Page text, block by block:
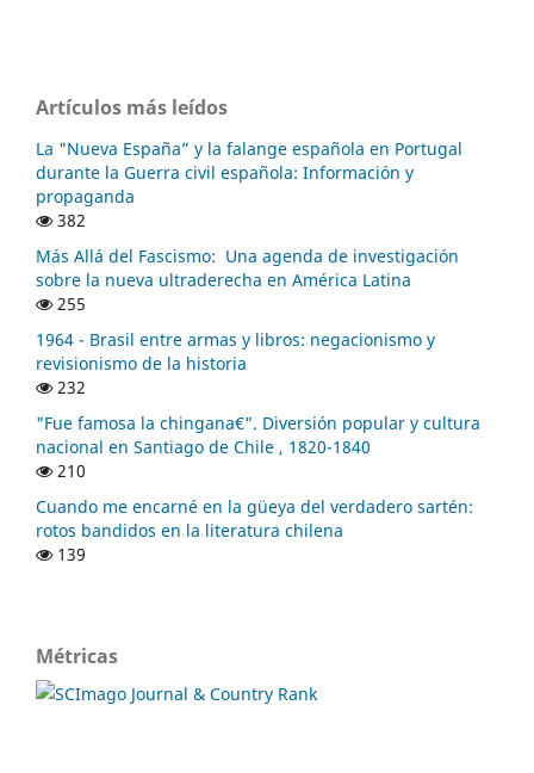
Artículos más leídos
La "Nueva España” y la falange española en Portugal
durante la Guerra civil española: Información y
propaganda
382
Más Allá del Fascismo: Una agenda de investigación
sobre la nueva ultraderecha en América Latina
255
1964 - Brasil entre armas y libros: negacionismo y
revisionismo de la historia
232
"Fue famosa la chingana€". Diversión popular y cultura
nacional en Santiago de Chile , 1820-1840
210
Cuando me encarné en la güeya del verdadero sartén:
rotos bandidos en la literatura chilena
139
Métricas